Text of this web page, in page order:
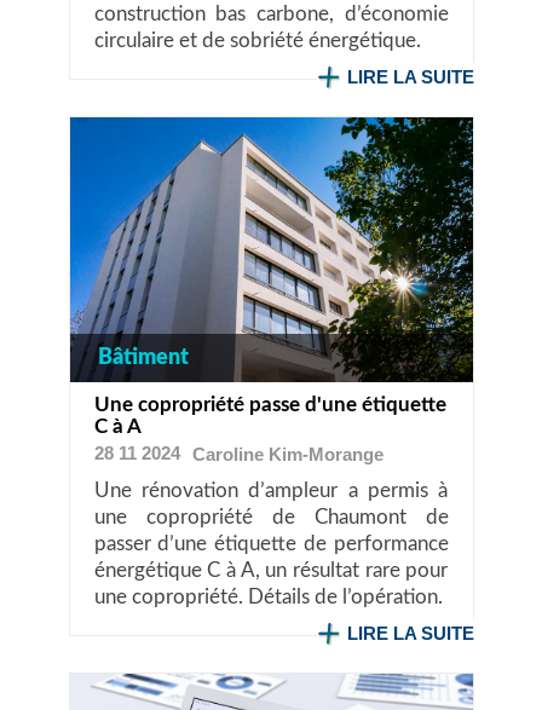
construction bas carbone, d’économie
circulaire et de sobriété énergétique.
LIRE LA SUITE
Bâtiment
Une copropriété passe d'une étiquette
C à A
28 11 2024
Caroline Kim-Morange
Une rénovation d’ampleur a permis à
une copropriété de Chaumont de
passer d’une étiquette de performance
énergétique C à A, un résultat rare pour
une copropriété. Détails de l’opération.
LIRE LA SUITE